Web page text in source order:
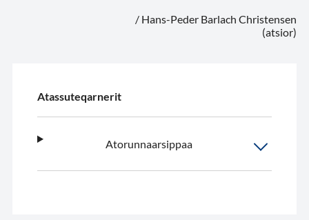
/ Hans-Peder Barlach Christensen
(atsior)
Atassuteqarnerit
Atorunnaarsippaa